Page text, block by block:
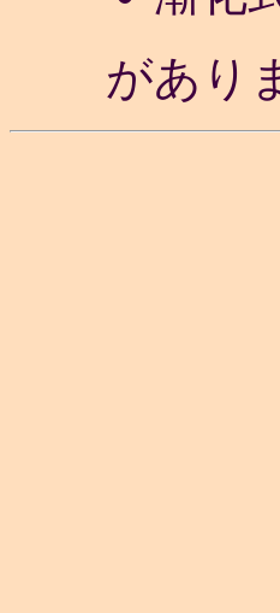
があり